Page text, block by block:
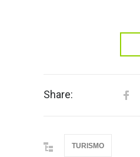
Share:
TURISMO